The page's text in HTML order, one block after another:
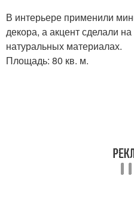
В интерьере применили
декора, а акцент сделали
натуральных материалах.
Площадь: 80 кв. м.